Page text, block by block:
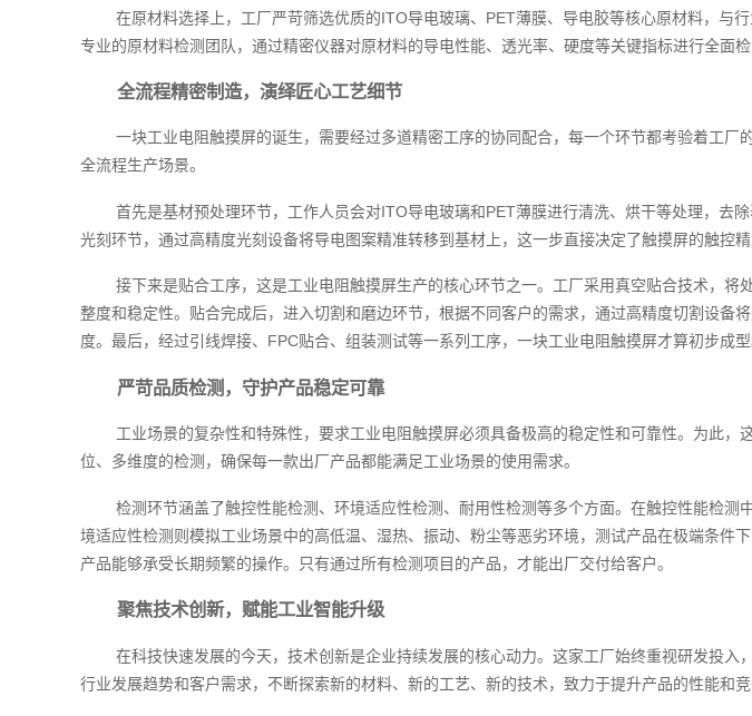
在原材料选择上，工厂严苛筛选优质的ITO导电玻璃、PET薄膜、导电胶等核心原材料，与
专业的原材料检测团队，通过精密仪器对原材料的导电性能、透光率、硬度等关键指标进行全面
全流程精密制造，演绎匠心工艺细节
一块工业电阻触摸屏的诞生，需要经过多道精密工序的协同配合，每一个环节都考验着工
全流程生产场景。
首先是基材预处理环节，工作人员会对ITO导电玻璃和PET薄膜进行清洗、烘干等处理，去
光刻环节，通过高精度光刻设备将导电图案精准转移到基材上，这一步直接决定了触摸屏的触控
接下来是贴合工序，这是工业电阻触摸屏生产的核心环节之一。工厂采用真空贴合技术，
整度和稳定性。贴合完成后，进入切割和磨边环节，根据不同客户的需求，通过高精度切割设
度。最后，经过引线焊接、FPC贴合、组装测试等一系列工序，一块工业电阻触摸屏才算初步成型
严苛品质检测，守护产品稳定可靠
工业场景的复杂性和特殊性，要求工业电阻触摸屏必须具备极高的稳定性和可靠性。为此
位、多维度的检测，确保每一款出厂产品都能满足工业场景的使用需求。
检测环节涵盖了触控性能检测、环境适应性检测、耐用性检测等多个方面。在触控性能检
境适应性检测则模拟工业场景中的高低温、湿热、振动、粉尘等恶劣环境，测试产品在极端条
产品能够承受长期频繁的操作。只有通过所有检测项目的产品，才能出厂交付给客户。
聚焦技术创新，赋能工业智能升级
在科技快速发展的今天，技术创新是企业持续发展的核心动力。这家工厂始终重视研发投
行业发展趋势和客户需求，不断探索新的材料、新的工艺、新的技术，致力于提升产品的性能和竞